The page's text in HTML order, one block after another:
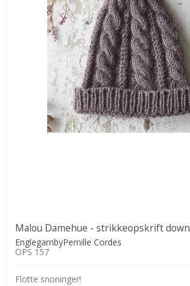
Malou Damehue - strikkeopskrift
EnglegarnbyPernille Cordes
OPS 157
Flotte snoninger!